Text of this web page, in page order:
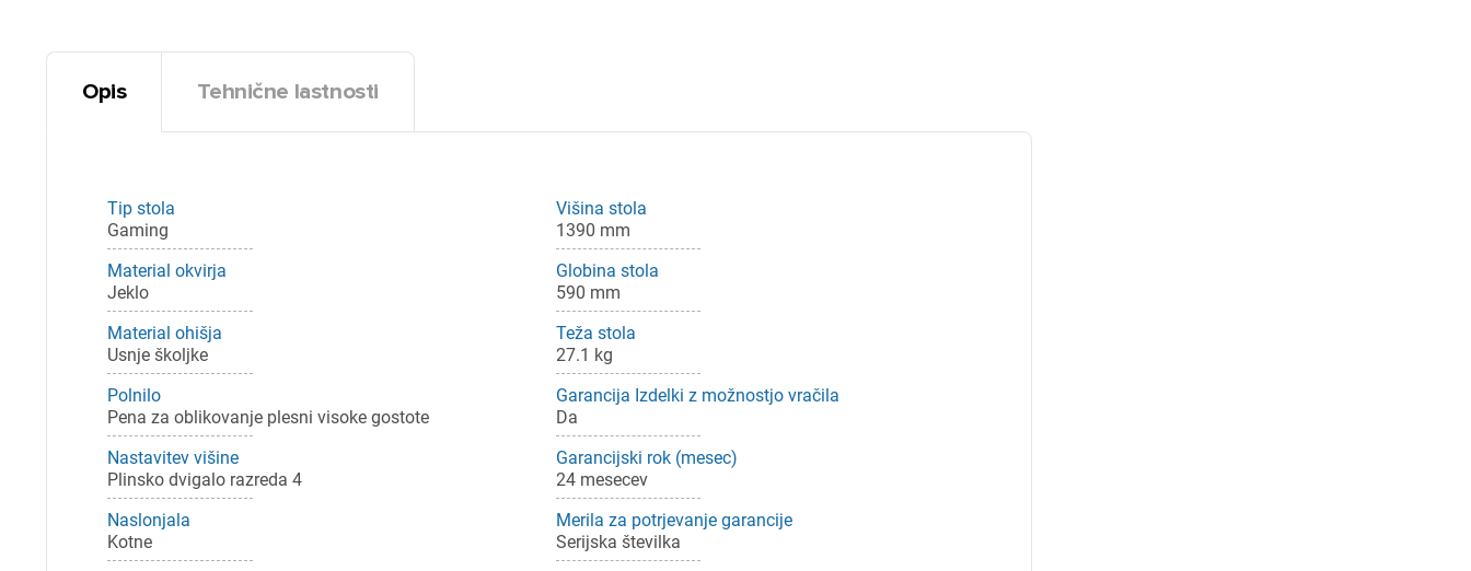
Opis Tehnične lastnosti
Tip stola
Gaming
Material okvirja
Jeklo
Material ohišja
Usnje školjke
Polnilo
Pena za oblikovanje plesni visoke gostote
Nastavitev višine
Plinsko dvigalo razreda 4
Naslonjala
Kotne
Višina stola
1390 mm
Globina stola
590 mm
Teža stola
27.1 kg
Garancija Izdelki z možnostjo vračila
Da
Garancijski rok (mesec)
24 mesecev
Merila za potrjevanje garancije
Serijska številka